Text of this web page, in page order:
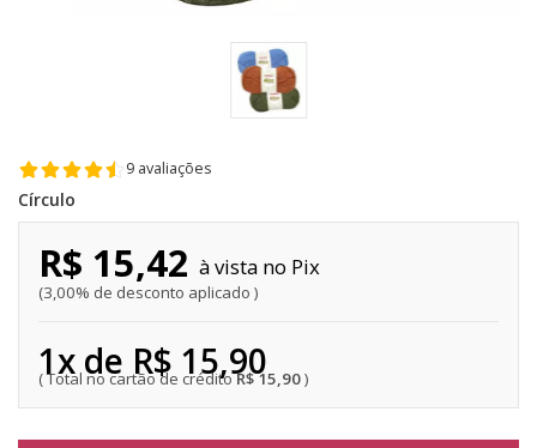
9 avaliações
Círculo
R$ 15,90
1x de R$ 15,90
R$ 15,42
3,00% de desconto aplicado
Pix